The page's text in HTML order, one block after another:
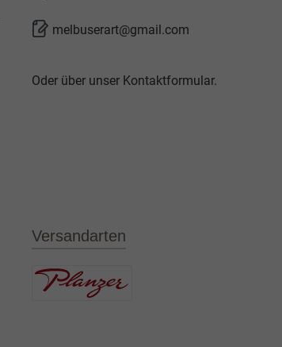
melbuserart@gmail.com
Oder über unser Kontaktformular.
Versandarten